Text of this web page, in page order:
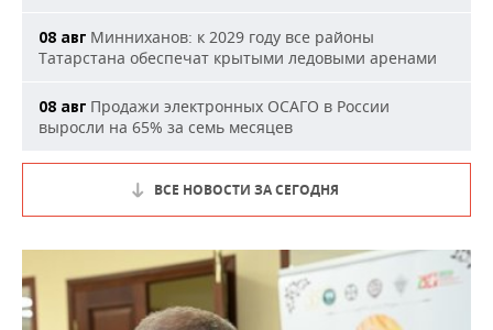
08 авг Минниханов: к 2029 году все районы
Татарстана обеспечат крытыми ледовыми аренами
08 авг Продажи электронных ОСАГО в России
выросли на 65% за семь месяцев
ВСЕ НОВОСТИ ЗА СЕГОДНЯ